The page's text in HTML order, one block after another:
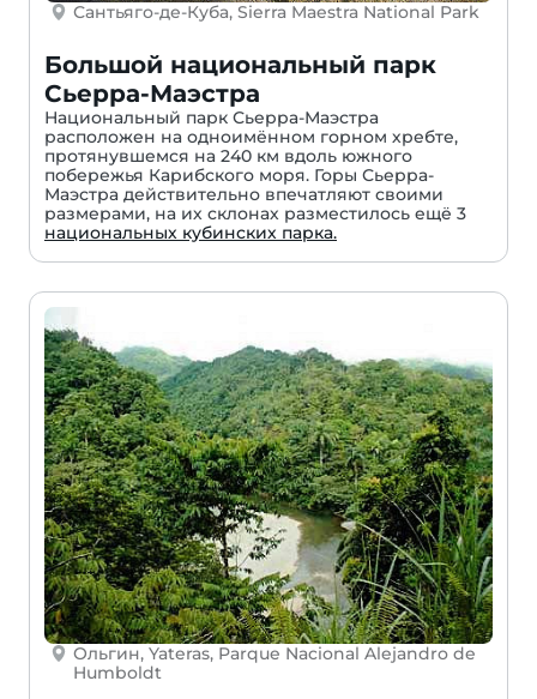
Сантьяго-де-Куба, Sierra Maestra National Park
Большой национальный парк
Сьерра-Маэстра
Национальный парк Сьерра-Маэстра
расположен на одноимённом горном хребте,
протянувшемся на 240 км вдоль южного
побережья Карибского моря. Горы Сьерра-
Маэстра действительно впечатляют своими
размерами, на их склонах разместилось ещё 3
национальных кубинских парка.
Ольгин, Yateras, Parque Nacional Alejandro de
Humboldt